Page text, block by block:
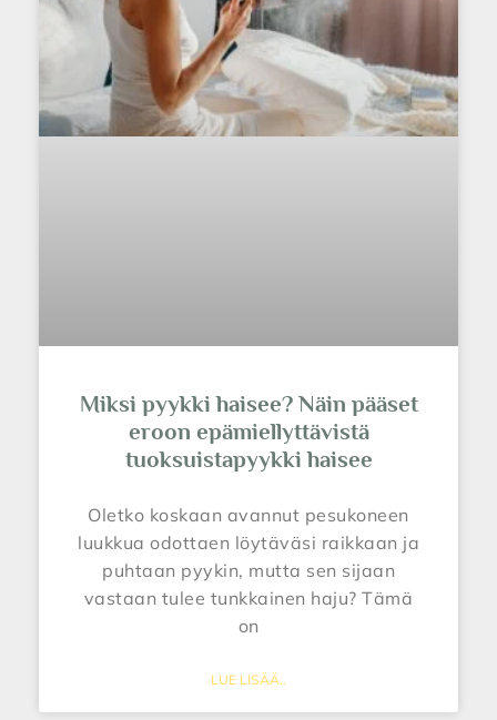
Miksi pyykki haisee? Näin pääset
eroon epämiellyttävistä
tuoksuistapyykki haisee
Oletko koskaan avannut pesukoneen
luukkua odottaen löytäväsi raikkaan ja
puhtaan pyykin, mutta sen sijaan
vastaan tulee tunkkainen haju? Tämä
on
LUE LISÄÄ..